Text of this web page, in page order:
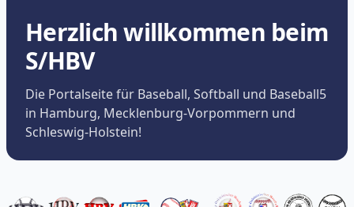
Herzlich willkommen beim
S/HBV
Die Portalseite für Baseball, Softball und Baseball5
in Hamburg, Mecklenburg-Vorpommern und
Schleswig-Holstein!